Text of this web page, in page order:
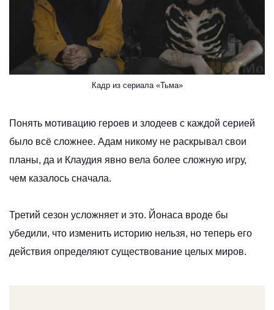
Кадр из сериала «Тьма»
Понять мотивацию героев и злодеев с каждой серией
было всё сложнее. Адам никому не раскрывал свои
планы, да и Клаудия явно вела более сложную игру,
чем казалось сначала.
Третий сезон усложняет и это. Йонаса вроде бы
убедили, что изменить историю нельзя, но теперь его
действия определяют существование целых миров.